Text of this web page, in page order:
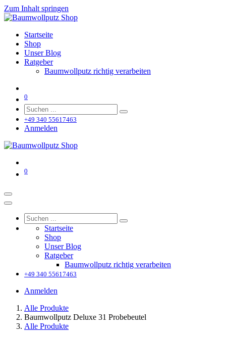
Zum Inhalt springen
Startseite
Shop
Unser Blog
Ratgeber
Baumwollputz richtig verarbeiten
0
+49 340 55617463
Anmelden
0
Startseite
Shop
Unser Blog
Ratgeber
Baumwollputz richtig verarbeiten
+49 340 55617463
Anmelden
Alle Produkte
Baumwollputz Deluxe 31 Probebeutel
Alle Produkte